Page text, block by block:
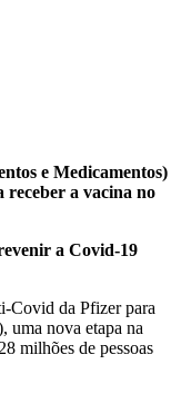
e Medicamentos)
receber a vacina no
a Covid-19
Covid da Pfizer para
uma nova etapa na
milhões de pessoas